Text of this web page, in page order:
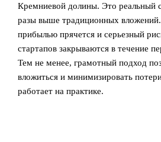
Кремниевой долины. Это реальный
разы выше традиционных
прибылью прячется и серьезный
стартапов закрываются в течение
Тем не менее, грамотный подход
вложиться и минимизировать
работает на практике.